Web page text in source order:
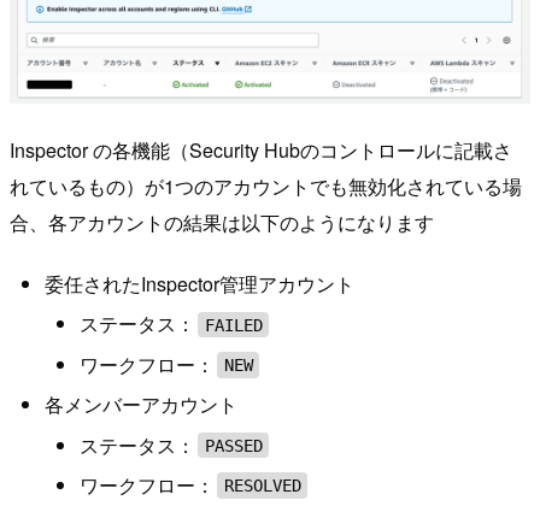
Inspector の各機能（Security Hubのコントロールに記載さ
れているもの）が1つのアカウントでも無効化されている場
合、各アカウントの結果は以下のようになります
委任されたInspector管理アカウント
ステータス：
FAILED
ワークフロー： NEW
各メンバーアカウント
ステータス：
PASSED
ワークフロー： RESOLVED